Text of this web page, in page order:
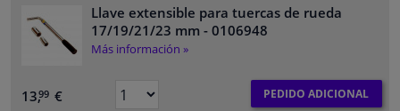
Llave extensible para tuercas de rueda
17/19/21/23 mm - 0106948
Más información »
13,99 € PEDIDO ADICIONAL